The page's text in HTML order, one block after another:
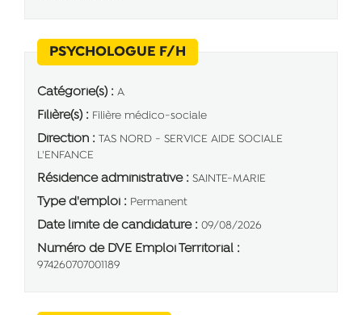
PSYCHOLOGUE F/H
Catégorie(s) : A
Filière(s) : Filière médico-sociale
Direction : TAS NORD - SERVICE AIDE SOCIALE
L'ENFANCE
Résidence administrative : SAINTE-MARIE
Type d'emploi : Permanent
Date limite de candidature : 09/08/2026
Numéro de DVE Emploi Territorial :
974260707001189